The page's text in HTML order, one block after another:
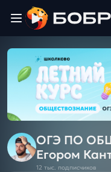
ЩЕЛЧОК
2026
Полезные
материалы
Проверка
сочинений
Тех
ОГЭ ПО
Егором
12 тыс. подписчиков